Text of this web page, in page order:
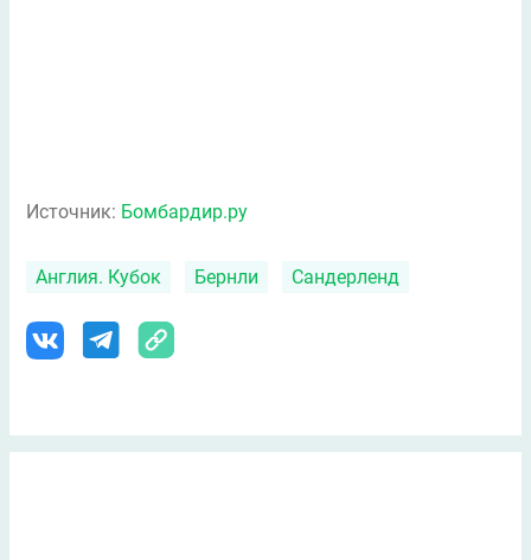
Источник: Бомбардир.ру
Англия. Кубок Бернли Сандерленд